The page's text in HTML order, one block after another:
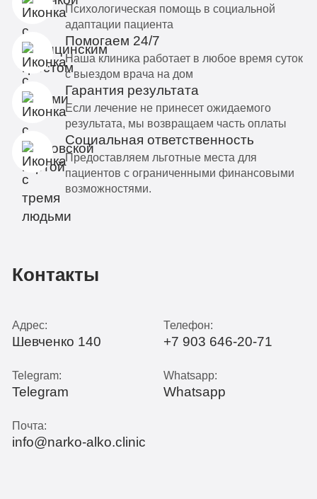
Психологическая помощь в социальной
адаптации пациента
Помогаем 24/7
Наша клиника работает в любое время суток
с выездом врача на дом
Гарантия результата
Если лечение не принесет ожидаемого
результата, мы возвращаем часть оплаты
Социальная ответственность
Предоставляем льготные места для
пациентов с ограниченными финансовыми
возможностями.
Контакты
Адрес:
Шевченко 140
Телефон:
+7 903 646-20-71
Telegram:
Telegram
Whatsapp:
Whatsapp
Почта:
info@narko-alko.clinic